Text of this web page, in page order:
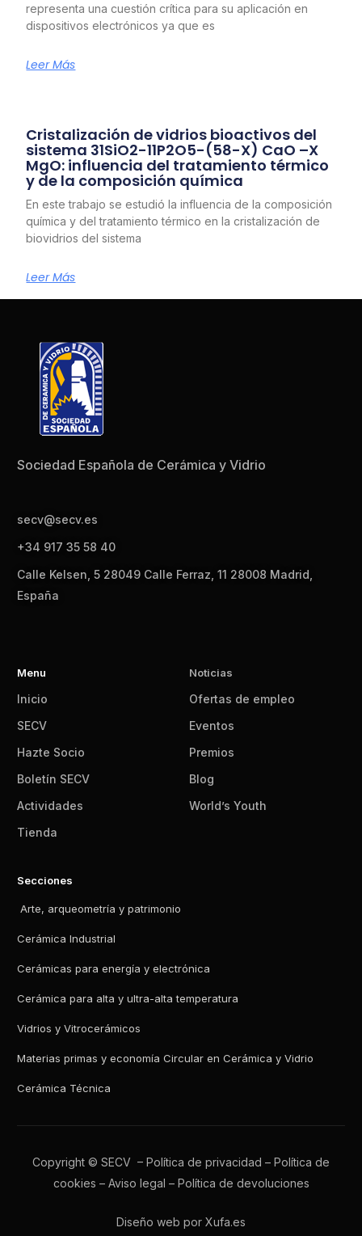
representa una cuestión crítica para su aplicación en
dispositivos electrónicos ya que es
Leer Más
Cristalización de vidrios bioactivos del
sistema 31SiO2-11P2O5-(58-X) CaO –X
MgO: influencia del tratamiento térmico
y de la composición química
En este trabajo se estudió la influencia de la composición
química y del tratamiento térmico en la cristalización de
biovidrios del sistema
Leer Más
Sociedad Española de Cerámica y Vidrio
secv@secv.es
+34 917 35 58 40
Calle Kelsen, 5 28049 Calle Ferraz, 11 28008 Madrid,
España
Menu
Inicio
SECV
Hazte Socio
Boletín SECV
Actividades
Tienda
Noticias
Ofertas de empleo
Eventos
Premios
Blog
World’s Youth
Secciones
Arte, arqueometría y patrimonio
Cerámica Industrial
Cerámicas para energía y electrónica
Cerámica para alta y ultra-alta temperatura
Vidrios y Vitrocerámicos
Materias primas y economía Circular en Cerámica y Vidrio
Cerámica Técnica
Copyright © SECV – Política de privacidad – Política de
cookies – Aviso legal – Política de devoluciones
Diseño web por Xufa.es